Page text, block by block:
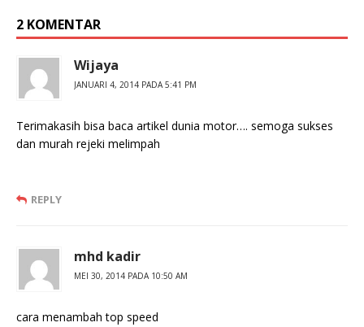
2 KOMENTAR
Wijaya
JANUARI 4, 2014 PADA 5:41 PM
Terimakasih bisa baca artikel dunia motor…. semoga sukses
dan murah rejeki melimpah
REPLY
mhd kadir
MEI 30, 2014 PADA 10:50 AM
cara menambah top speed